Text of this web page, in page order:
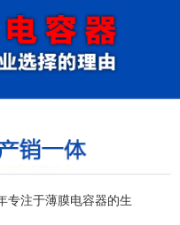
山西省阳泉市阳泉煤业集团
专注于薄膜电容器的生